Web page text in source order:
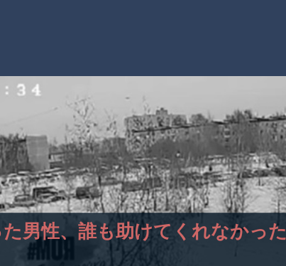
男性、誰も助けてくれなかった